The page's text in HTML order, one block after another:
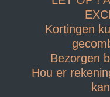
Kortingen
Bezorgen
Hou er